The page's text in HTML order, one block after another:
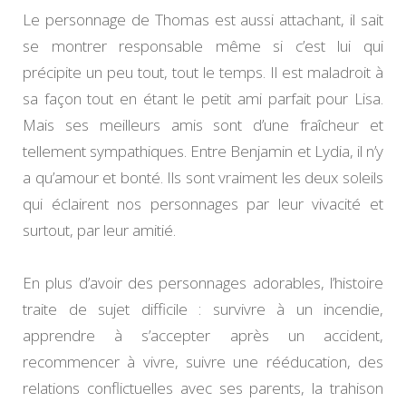
Le personnage de Thomas est aussi attachant, il sait
se montrer responsable même si c’est lui qui
précipite un peu tout, tout le temps. Il est maladroit à
sa façon tout en étant le petit ami parfait pour Lisa.
Mais ses meilleurs amis sont d’une fraîcheur et
tellement sympathiques. Entre Benjamin et Lydia, il n’y
a qu’amour et bonté. Ils sont vraiment les deux soleils
qui éclairent nos personnages par leur vivacité et
surtout, par leur amitié.
En plus d’avoir des personnages adorables, l’histoire
traite de sujet difficile : survivre à un incendie,
apprendre à s’accepter après un accident,
recommencer à vivre, suivre une rééducation, des
relations conflictuelles avec ses parents, la trahison